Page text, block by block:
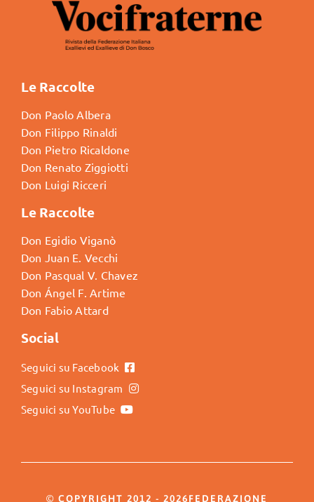
Le Raccolte
Don Paolo Albera
Don Filippo Rinaldi
Don Pietro Ricaldone
Don Renato Ziggiotti
Don Luigi Ricceri
Le Raccolte
Don Egidio Viganò
Don Juan E. Vecchi
Don Pasqual V. Chavez
Don Ángel F. Artime
Don Fabio Attard
Social
Seguici su Facebook
Seguici su Instagram
Seguici su YouTube
© COPYRIGHT 2012 - 2026FEDERAZIONE